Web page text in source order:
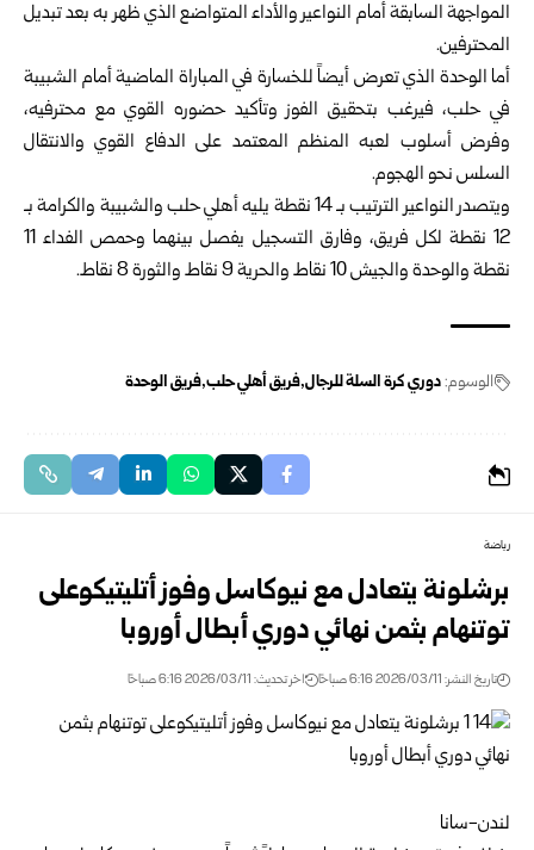
المواجهة السابقة أمام النواعير والأداء المتواضع الذي ظهر به بعد تبديل
المحترفين.
أما الوحدة الذي تعرض أيضاً للخسارة في المباراة الماضية أمام الشبيبة
في حلب، فيرغب بتحقيق الفوز وتأكيد حضوره القوي مع محترفيه،
وفرض أسلوب لعبه المنظم المعتمد على الدفاع القوي والانتقال
السلس نحو الهجوم.
ويتصدر النواعير الترتيب بـ 14 نقطة يليه أهلي حلب والشبيبة والكرامة بـ
12 نقطة لكل فريق، وفارق التسجيل يفصل بينهما وحمص الفداء 11
نقطة والوحدة والجيش 10 نقاط والحرية 9 نقاط والثورة 8 نقاط.
الوسوم:دوري كرة السلة للرجال فريق أهلي حلب فريق الوحدة
رياضة
برشلونة يتعادل مع نيوكاسل وفوز أتليتيكوعلى
توتنهام بثمن نهائي دوري أبطال أوروبا
تاريخ النشر: 2026/03/11 6:16 صباحًا اخر تحديث: 2026/03/11 6:16 صباحًا
لندن-سانا